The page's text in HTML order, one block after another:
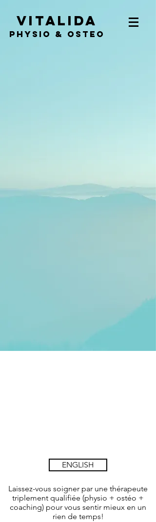
Vitalida
PHYSIO & Osteo
ENGLISH
Laissez-vous soigner par une thérapeute
triplement qualifiée (physio + ostéo +
coaching) pour vous sentir mieux en un
rien de temps!